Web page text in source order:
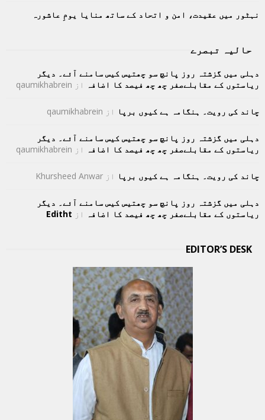
نہٹور میں عقیدت، امن و اتحاد کے ساتھ منایا یومِ عاشورہ
حالیہ تبصرے
دہلی میں گزشتہ روز پانچ سو چھتیس کیس سامنے آئے۔ دیگر
ریاستوں کے مقابلےصفر چھ چھ فیصد کا اضافہ از qaumikhabrein
چاند کی رویت۔ ہنگامہ ہے کیوں برپا از qaumikhabrein
دہلی میں گزشتہ روز پانچ سو چھتیس کیس سامنے آئے۔ دیگر
ریاستوں کے مقابلےصفر چھ چھ فیصد کا اضافہ از qaumikhabrein
چاند کی رویت۔ ہنگامہ ہے کیوں برپا از Khursheed Anwar
دہلی میں گزشتہ روز پانچ سو چھتیس کیس سامنے آئے۔ دیگر
ریاستوں کے مقابلےصفر چھ چھ فیصد کا اضافہ از Editht
EDITOR’S DESK